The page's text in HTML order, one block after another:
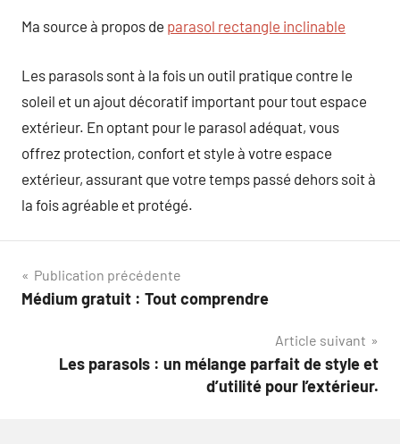
Ma source à propos de parasol rectangle inclinable
Les parasols sont à la fois un outil pratique contre le
soleil et un ajout décoratif important pour tout espace
extérieur. En optant pour le parasol adéquat, vous
offrez protection, confort et style à votre espace
extérieur, assurant que votre temps passé dehors soit à
la fois agréable et protégé.
Navigation
de
Publication précédente
Médium gratuit : Tout comprendre
Article suivant
Les parasols : un mélange parfait de style et
d’utilité pour l’extérieur.